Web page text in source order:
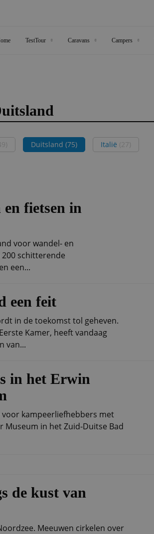
TestTour Caravans Campers
Duitsland (75) Italië (27)
fietsen in
voor wandel- en
schitterende
een...
een feit
in de toekomst tol geheven.
Kamer, heeft vandaag
van...
in het Erwin
kampeerliefhebbers met
Museum in het Zuid-Duitse Bad
de kust van
Meeuwen cirkelen over